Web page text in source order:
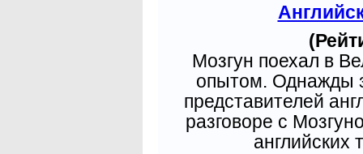
Мозгун поехал в
опытом. Однажды
представителей
разговоре с
английских